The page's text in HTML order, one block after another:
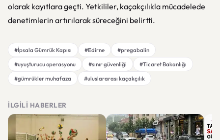
olarak kayıtlara geçti. Yetkililer, kaçakçılıkla mücadelede
denetimlerin artırılarak süreceğini belirtti.
#İpsala Gümrük Kapısı #Edirne
#pregabalin
#uyuşturucu operasyonu
#sınır güvenliği
#Ticaret Bakanlığı
#gümrükler muhafaza
#uluslararası kaçakçılık
İLGILI HABERLER